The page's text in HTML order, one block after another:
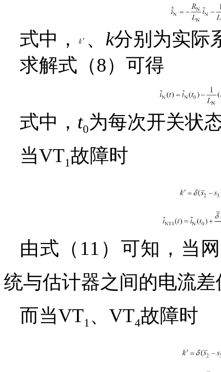
式中， 、 k分别为实际
求解式（8）可得
式中， t0为每次开关状
当VT1故障时
由式（11）可知，当
统与估计器之间的电流差
而当VT1 、VT4故障时